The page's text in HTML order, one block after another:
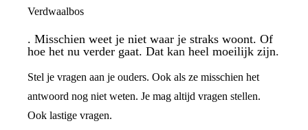
Verdwaalbos
. Misschien weet je niet waar je straks woont. Of
hoe het nu verder gaat. Dat kan heel moeilijk zijn.
Stel je vragen aan je ouders. Ook als ze misschien het
antwoord nog niet weten. Je mag altijd vragen stellen.
Ook lastige vragen.